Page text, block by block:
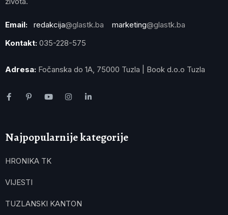
Email: redakcija@glastk.ba marketing@glastk.ba
Kontakt: 035-228-575
Adresa: Fočanska do 1A, 75000 Tuzla | Book d.o.o Tuzla
Najpopularnije kategorije
HRONIKA TK
VIJESTI
TUZLANSKI KANTON